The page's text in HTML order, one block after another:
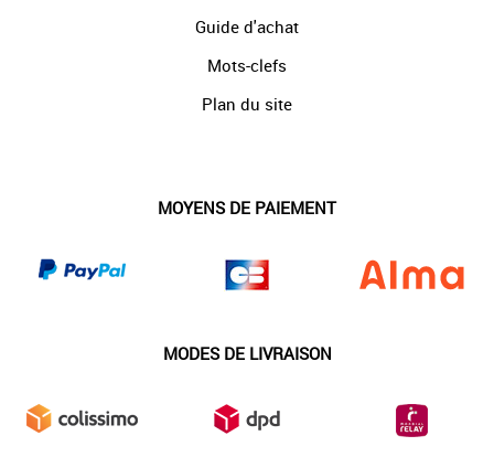
Guide d'achat
Mots-clefs
Plan du site
MOYENS DE PAIEMENT
MODES DE LIVRAISON